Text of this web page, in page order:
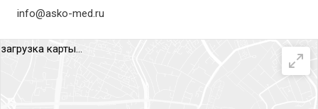
info@asko-med.ru
загрузка карты...